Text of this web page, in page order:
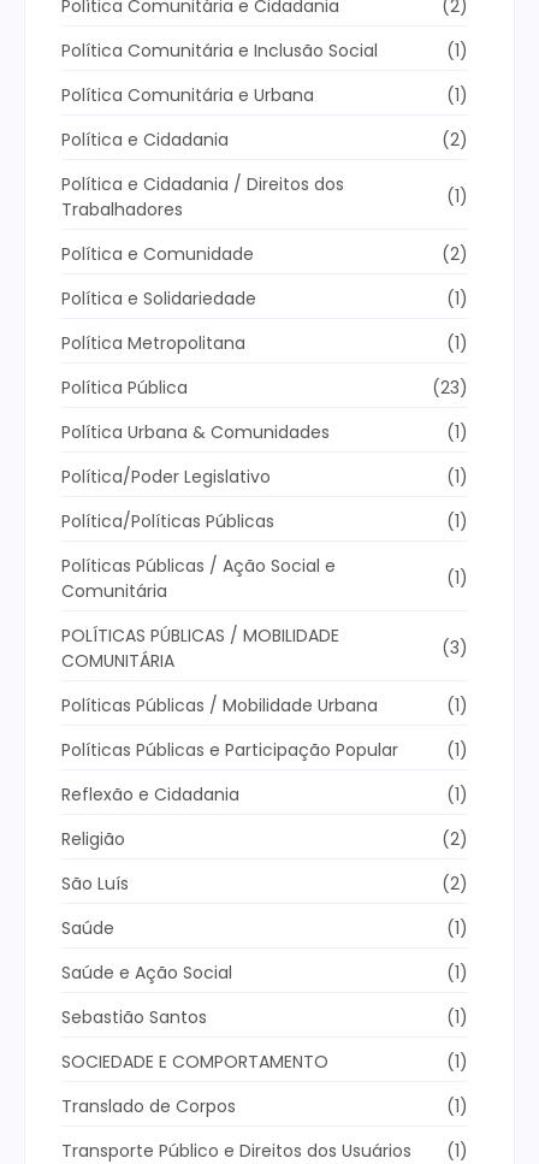
Política Comunitária e Cidadania
(2)
Política Comunitária e Inclusão Social
(1)
Política Comunitária e Urbana
(1)
Política e Cidadania
(2)
Política e Cidadania / Direitos dos
Trabalhadores
(1)
Política e Comunidade
(2)
Política e Solidariedade
(1)
Política Metropolitana
(1)
Política Pública
(23)
Política Urbana & Comunidades
(1)
Política/Poder Legislativo
(1)
Política/Políticas Públicas
(1)
Políticas Públicas / Ação Social e
Comunitária
(1)
POLÍTICAS PÚBLICAS / MOBILIDADE
COMUNITÁRIA
(3)
Políticas Públicas / Mobilidade Urbana
(1)
Políticas Públicas e Participação Popular
(1)
Reflexão e Cidadania
(1)
Religião
(2)
São Luís
(2)
Saúde
(1)
Saúde e Ação Social
(1)
Sebastião Santos
(1)
SOCIEDADE E COMPORTAMENTO
(1)
Translado de Corpos
(1)
Transporte Público e Direitos dos Usuários
(1)